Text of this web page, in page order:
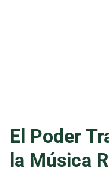
El Poder
la Música